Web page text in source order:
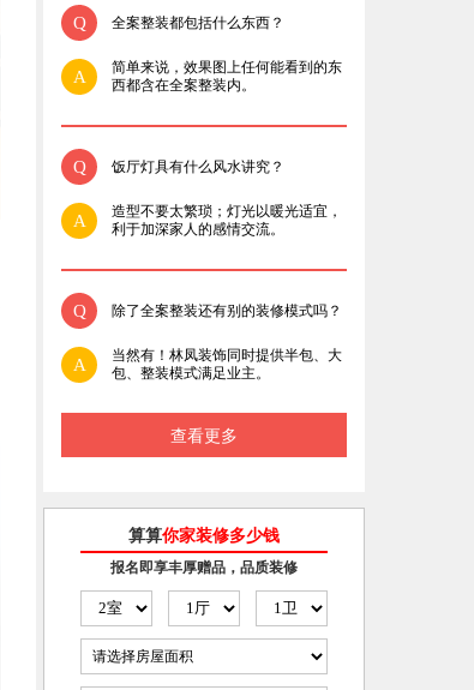
Q 全案整装都包括什么东西？
A
简单来说，效果图上任何能看到的东
西都含在全案整装内。
Q 饭厅灯具有什么风水讲究？
A
造型不要太繁琐；灯光以暖光适宜，
利于加深家人的感情交流。
Q 除了全案整装还有别的装修模式吗？
A
当然有！林凤装饰同时提供半包、大
包、整装模式满足业主。
查看更多
算算你家装修多少钱
报名即享丰厚赠品，品质装修